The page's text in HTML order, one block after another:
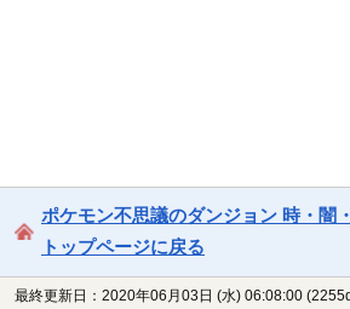
ポケモン不思議のダンジョン 時・闇
トップページに戻る
最終更新日：2020年06月03日 (水) 06:08:00